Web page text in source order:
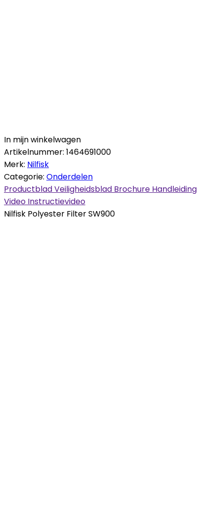
In mijn winkelwagen
Artikelnummer: 1464691000
Merk: Nilfisk
Categorie: Onderdelen
ProductbladVeiligheidsblad Brochure Handleiding
Video Instructievideo
Nilfisk Polyester Filter SW900